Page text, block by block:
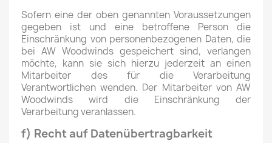
Sofern eine der oben genannten Voraussetzungen
gegeben ist und eine betroffene Person die
Einschränkung von personenbezogenen Daten, die
bei AW Woodwinds gespeichert sind, verlangen
möchte, kann sie sich hierzu jederzeit an einen
Mitarbeiter des für die Verarbeitung
Verantwortlichen wenden. Der Mitarbeiter von AW
Woodwinds wird die Einschränkung der
Verarbeitung veranlassen.
f) Recht auf Datenübertragbarkeit